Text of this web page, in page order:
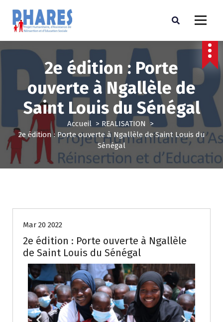
2e édition : Porte
ouverte à Ngallèle de
Saint Louis du Sénégal
Accueil > REALISATION >
2e édition : Porte ouverte à Ngallèle de Saint Louis du
Sénégal
Mar 20 2022
2e édition : Porte ouverte à Ngallèle
de Saint Louis du Sénégal